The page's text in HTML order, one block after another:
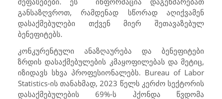
განსაზღვროთ, რამდენად სწორად აღიქვამენ
დასაქმებულები თქვენ მიერ შეთავაზებულ
ბენეფიტებს.
კონკურენტული ანაზღაურება და ბენეფიტები
ზრდის დასაქმებულების კმაყოფილებას და მეტიც,
იზიდავს სხვა პროფესიონალებს. Bureau of Labor
Statistics-ის თანახმად, 2023 წელს კერძო სექტორის
დასაქმებულების 69%-ს ჰქონდა წვდომა